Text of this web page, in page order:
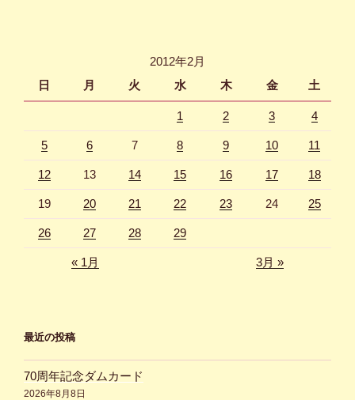
2012年2月
日
月 火 水 木 金 土
1 2 3 4
5 6 7 8 9 10 11
12 13 14 15 16 17 18
19 20 21 22 23 24 25
26 27 28 29
« 1月 3月 »
最近の投稿
70周年記念ダムカード
2026年8月8日